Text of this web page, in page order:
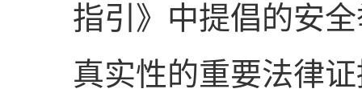
指引》中提倡的安
真实性的重要法律